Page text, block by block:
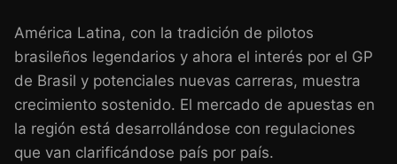
América Latina, con la tradición de pilotos
brasileños legendarios y ahora el interés por el GP
de Brasil y potenciales nuevas carreras, muestra
crecimiento sostenido. El mercado de apuestas en
la región está desarrollándose con regulaciones
que van clarificándose país por país.